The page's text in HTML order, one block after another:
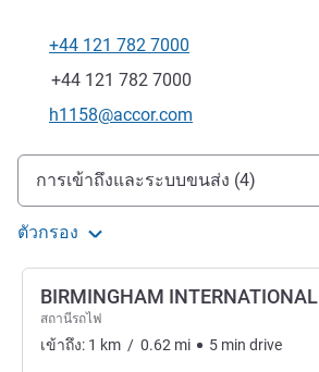
โทรศัพท์
+44 121 782 7000
แฟกซ์
+44 121 782 7000
อีเมลติดต่อ
h1158@accor.com
การเข้าถึงและการเดินทาง
การเข้าถึงและระบบขนส่ง (4)
ตัวกรอง
BIRMINGHAM INTERNATIONAL
สถานีรถไฟ
เข้าถึง: 1 km / 0.62 mi 5 min drive